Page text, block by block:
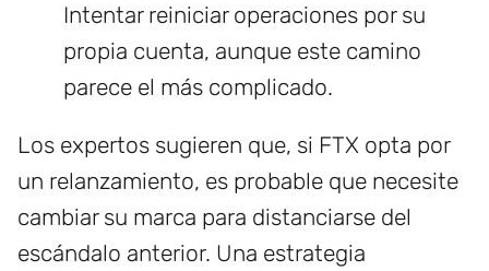
Intentar reiniciar operaciones por su
propia cuenta, aunque este camino
parece el más complicado.
Los expertos sugieren que, si FTX opta por
un relanzamiento, es probable que necesite
cambiar su marca para distanciarse del
escándalo anterior. Una estrategia